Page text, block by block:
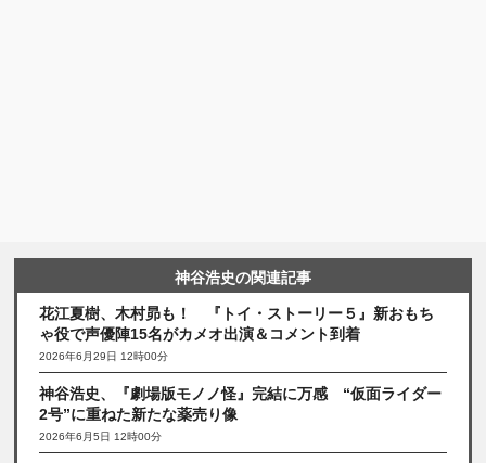
神谷浩史の関連記事
花江夏樹、木村昴も！ 『トイ・ストーリー５』新おもち
ゃ役で声優陣15名がカメオ出演＆コメント到着
2026年6月29日 12時00分
神谷浩史、『劇場版モノノ怪』完結に万感 “仮面ライダー
2号”に重ねた新たな薬売り像
2026年6月5日 12時00分